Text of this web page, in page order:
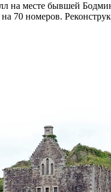
на месте бывшей
70 номеров.